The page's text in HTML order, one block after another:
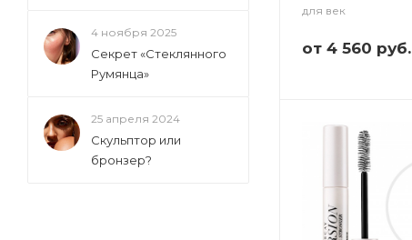
для век
от 4 560 руб.
4 ноября 2025
Секрет «Стеклянного
Румянца»
25 апреля 2024
Скульптор или
бронзер?